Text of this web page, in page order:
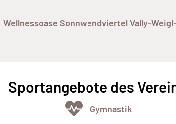
Wellnessoase Sonnwendviertel Vally-Weigl-
Sportangebote des
Gymnastik